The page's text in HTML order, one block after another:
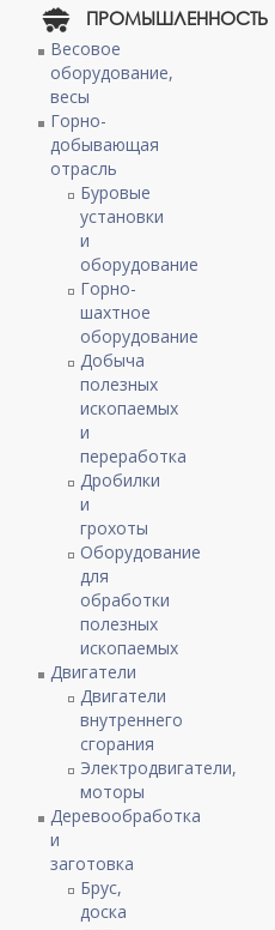
ПРОМЫШЛЕННОСТЬ
Весовое
оборудование,
весы
Горно-
добывающая
отрасль
Буровые
установки
и
оборудование
Горно-
шахтное
оборудование
Добыча
полезных
ископаемых
и
переработка
Дробилки
и
грохоты
Оборудование
для
обработки
полезных
ископаемых
Двигатели
Двигатели
внутреннего
сгорания
Электродвигатели,
моторы
Деревообработка
и
заготовка
Брус,
доска